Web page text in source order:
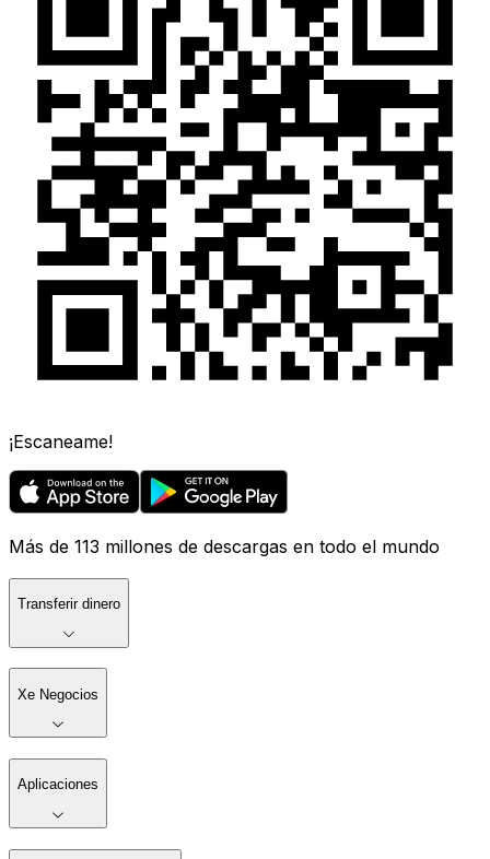
¡Escaneame!
Más de 113 millones de descargas en todo el mundo
Transferir dinero
Xe Negocios
Aplicaciones